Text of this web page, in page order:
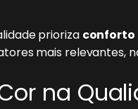
prioriza conforto
mais relevantes,
na